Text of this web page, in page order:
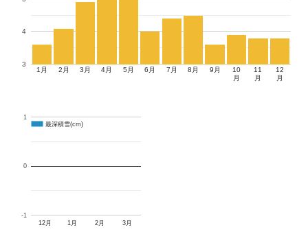
1月 2月 3月 4月 5月 6月 7月 8月 9月
10
月
11
月
12
月
3
4
12月 1月 2月 3月
-1
0
1
最深積雪(cm)
最深積雪(cm)